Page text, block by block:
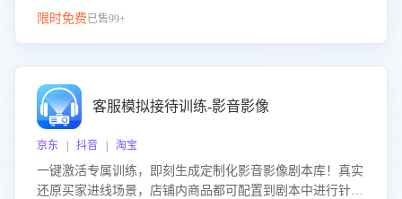
限时免费已售99+
客服模拟接待训练-影音影像
京东 | 抖音 | 淘宝
一键激活专属训练，即刻生成定制化影音影像剧本库！真实
还原买家进线场景，店铺内商品都可配置到剧本中进行针对